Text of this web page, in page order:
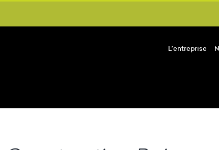
L’entreprise